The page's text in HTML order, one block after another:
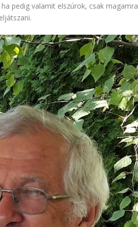
pedig valamit elszúrok, csak magamra